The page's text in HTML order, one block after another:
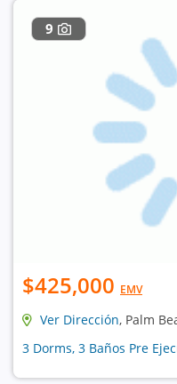
9
$425,000 EMV
Ver Dirección, Palm
3 Dorms, 3 Baños Pre